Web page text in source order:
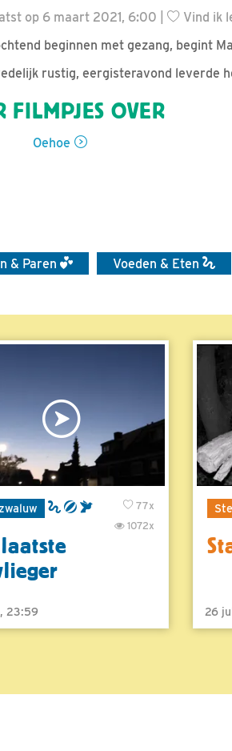
op 6 maart 2021, 6:00 | Vind ik
beginnen met gezang, begint
rustig, eergisteravond leverde
FILMPJES OVER
Oehoe
& Paren Voeden & Eten
77x
1072x
23:59 26